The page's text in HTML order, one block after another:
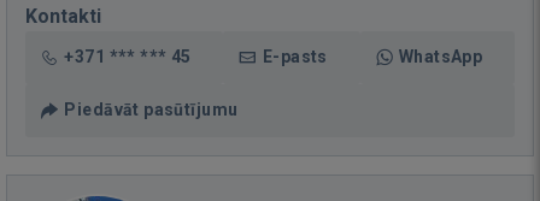
Kontakti
+371 *** *** 45 E-pasts WhatsApp
Piedāvāt pasūtījumu